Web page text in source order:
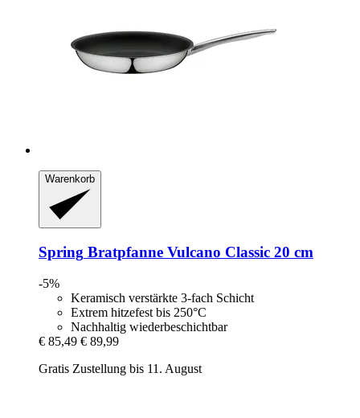
Warenkorb
Spring Bratpfanne Vulcano Classic 20 cm
-5%
Keramisch verstärkte 3-fach Schicht
Extrem hitzefest bis 250°C
Nachhaltig wiederbeschichtbar
€ 85,49 € 89,99
Gratis Zustellung bis 11. August